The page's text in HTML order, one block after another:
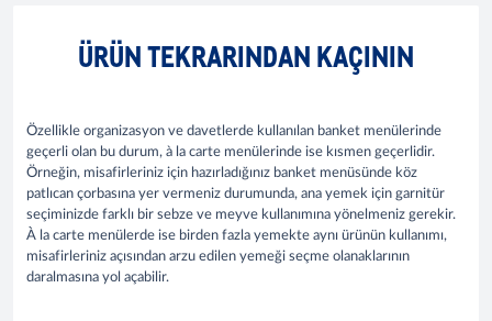
ÜRÜN TEKRARINDAN KAÇININ
Özellikle organizasyon ve davetlerde kullanılan banket menülerinde
geçerli olan bu durum, à la carte menülerinde ise kısmen geçerlidir.
Örneğin, misafirleriniz için hazırladığınız banket menüsünde köz
patlıcan çorbasına yer vermeniz durumunda, ana yemek için garnitür
seçiminizde farklı bir sebze ve meyve kullanımına yönelmeniz gerekir.
À la carte menülerde ise birden fazla yemekte aynı ürünün kullanımı,
misafirleriniz açısından arzu edilen yemeği seçme olanaklarının
daralmasına yol açabilir.